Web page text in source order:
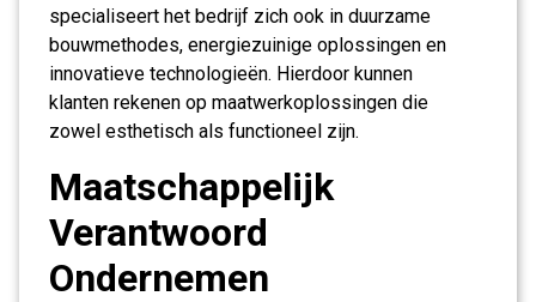
specialiseert het bedrijf zich ook in duurzame
bouwmethodes, energiezuinige oplossingen en
innovatieve technologieën. Hierdoor kunnen
klanten rekenen op maatwerkoplossingen die
zowel esthetisch als functioneel zijn.
Maatschappelijk
Verantwoord
Ondernemen